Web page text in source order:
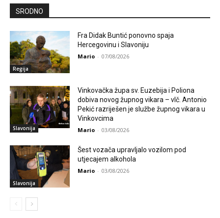
SRODNO
Regija
Fra Didak Buntić ponovno spaja
Hercegovinu i Slavoniju
Mario - 07/08/2026
Slavonija
Vinkovačka župa sv. Euzebija i Poliona
dobiva novog župnog vikara – vlč. Antonio
Pekić razriješen je službe župnog vikara u
Vinkovcima
Mario - 03/08/2026
Slavonija
Šest vozača upravljalo vozilom pod
utjecajem alkohola
Mario - 03/08/2026